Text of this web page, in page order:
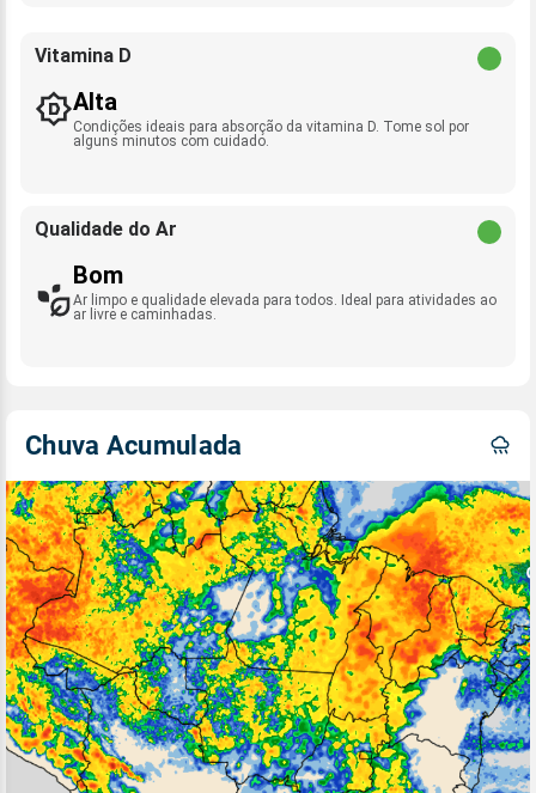
Vitamina D
Alta
Condições ideais para absorção da vitamina D. Tome sol por
alguns minutos com cuidado.
Qualidade do Ar
Bom
Ar limpo e qualidade elevada para todos. Ideal para atividades ao
ar livre e caminhadas.
Chuva Acumulada